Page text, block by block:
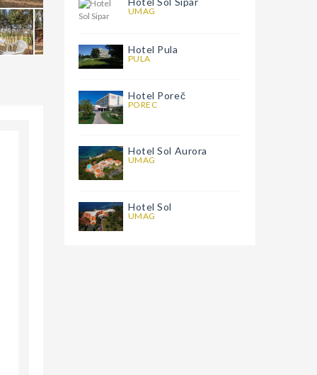
UMAG
Hotel Pula
PULA
Hotel Poreč
POREC
Hotel Sol Aurora
UMAG
Hotel Sol
UMAG